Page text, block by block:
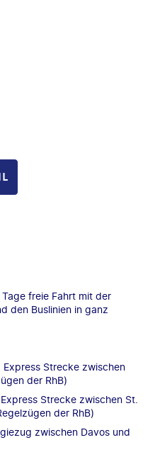
freie Fahrt mit der
den Buslinien in ganz
Express Strecke zwischen
der RhB)
Strecke zwischen St.
der RhB)
zwischen Davos und